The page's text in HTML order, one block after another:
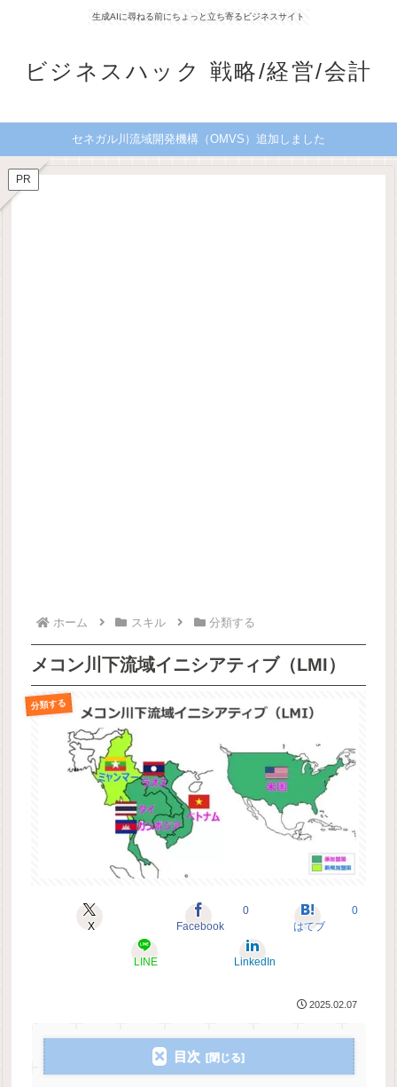
生成AIに尋ねる前にちょっと立ち寄るビジネスサイト
ビジネスハック 戦略/経営/会計
セネガル川流域開発機構（OMVS）追加しました
PR
ホーム スキル 分類する
メコン川下流域イニシアティブ（LMI）
分類する
X Facebook
0
はてブ
0
LINE LinkedIn
2025.02.07
目次